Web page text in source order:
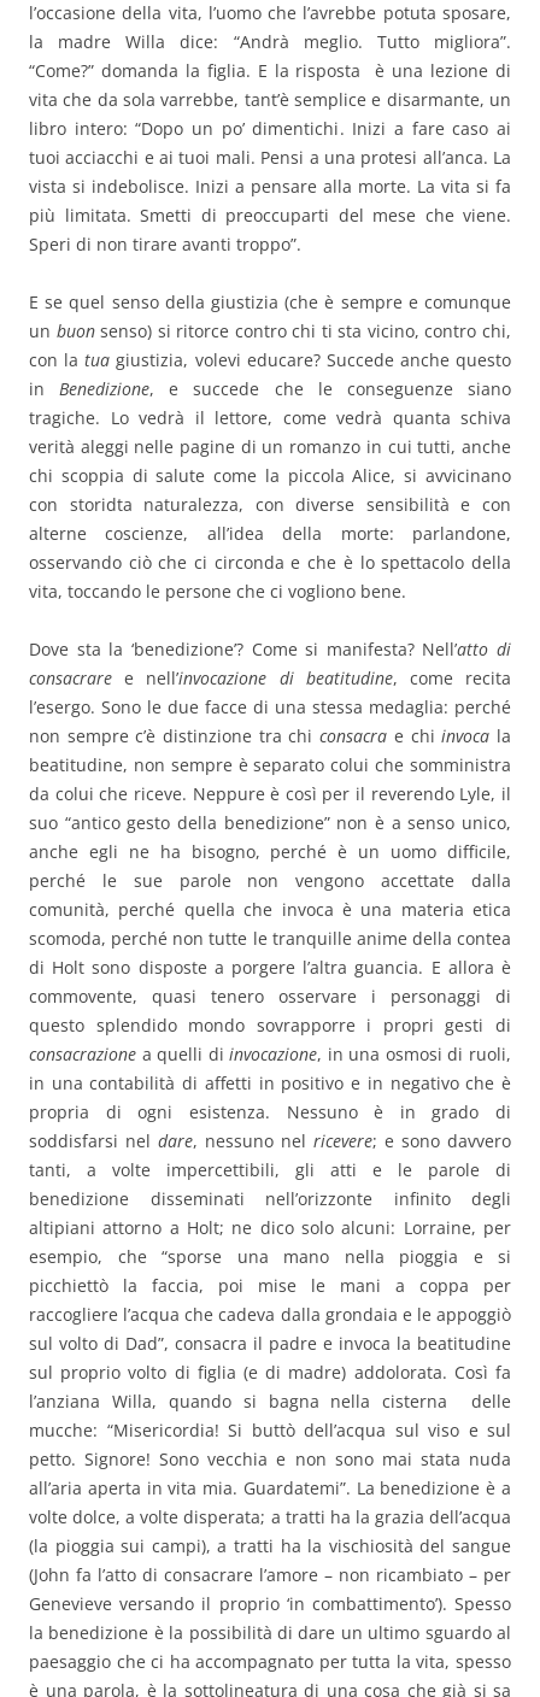
l’occasione della vita, l’uomo che l’avrebbe potuta sposare,
la madre Willa dice: “Andrà meglio. Tutto migliora”.
“Come?” domanda la figlia. E la risposta è una lezione di
vita che da sola varrebbe, tant’è semplice e disarmante, un
libro intero: “Dopo un po’ dimentichi. Inizi a fare caso ai
tuoi acciacchi e ai tuoi mali. Pensi a una protesi all’anca. La
vista si indebolisce. Inizi a pensare alla morte. La vita si fa
più limitata. Smetti di preoccuparti del mese che viene.
Speri di non tirare avanti troppo”.
E se quel senso della giustizia (che è sempre e comunque
un buonsenso) si ritorce contro chi ti sta vicino, contro chi,
con latua giustizia, volevi educare? Succede anche questo
inBenedizione, e succede che le conseguenze siano
tragiche. Lo vedrà il lettore, come vedrà quanta schiva
verità aleggi nelle pagine di un romanzo in cui tutti, anche
chi scoppia di salute come la piccola Alice, si avvicinano
con storidta naturalezza, con diverse sensibilità e con
alterne coscienze, all’idea della morte: parlandone,
osservando ciò che ci circonda e che è lo spettacolo della
vita, toccando le persone che ci vogliono bene.
Dove sta la ‘benedizione’? Come si manifesta? Nell’atto di
consacraree nell’invocazione di beatitudine, come recita
l’esergo. Sono le due facce di una stessa medaglia: perché
non sempre c’è distinzione tra chiconsacra e chiinvoca la
beatitudine, non sempre è separato colui che somministra
da colui che riceve. Neppure è così per il reverendo Lyle, il
suo “antico gesto della benedizione” non è a senso unico,
anche egli ne ha bisogno, perché è un uomo difficile,
perché le sue parole non vengono accettate dalla
comunità, perché quella che invoca è una materia etica
scomoda, perché non tutte le tranquille anime della contea
di Holt sono disposte a porgere l’altra guancia. E allora è
commovente, quasi tenero osservare i personaggi di
questo splendido mondo sovrapporre i propri gesti di
consacrazione a quelli diinvocazione, in una osmosi di ruoli,
in una contabilità di affetti in positivo e in negativo che è
propria di ogni esistenza. Nessuno è in grado di
soddisfarsi nel dare, nessuno nel ricevere; e sono davvero
tanti, a volte impercettibili, gli atti e le parole di
benedizione disseminati nell’orizzonte infinito degli
altipiani attorno a Holt; ne dico solo alcuni: Lorraine, per
esempio, che “sporse una mano nella pioggia e si
picchiettò la faccia, poi mise le mani a coppa per
raccogliere l’acqua che cadeva dalla grondaia e le appoggiò
sul volto di Dad”, consacra il padre e invoca la beatitudine
sul proprio volto di figlia (e di madre) addolorata. Così fa
l’anziana Willa, quando si bagna nella cisterna delle
mucche: “Misericordia! Si buttò dell’acqua sul viso e sul
petto. Signore! Sono vecchia e non sono mai stata nuda
all’aria aperta in vita mia. Guardatemi”. La benedizione è a
volte dolce, a volte disperata; a tratti ha la grazia dell’acqua
(la pioggia sui campi), a tratti ha la vischiosità del sangue
(John fa l’atto di consacrare l’amore – non ricambiato – per
Genevieve versando il proprio ‘in combattimento’). Spesso
la benedizione è la possibilità di dare un ultimo sguardo al
paesaggio che ci ha accompagnato per tutta la vita, spesso
è una parola, è la sottolineatura di una cosa che già si sa